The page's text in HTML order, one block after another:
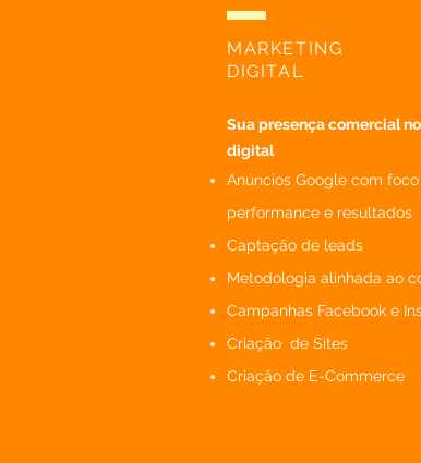
MARKETING
DIGITAL
Sua presença comercial
digital
Anúncios Google com
performance e resultados
Captação de leads
Metodologia alinhada ao
Campanhas Facebook e
Criação de Sites
Criação de E-Commerce